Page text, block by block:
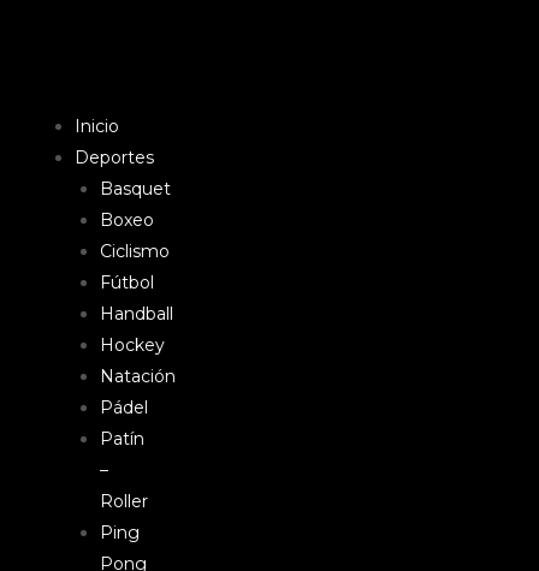
Inicio
Deportes
Basquet
Boxeo
Ciclismo
Fútbol
Handball
Hockey
Natación
Pádel
Patín
–
Roller
Ping
Pong